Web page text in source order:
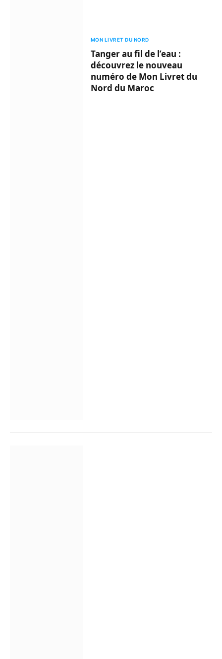
MON LIVRET DU NORD
Tanger au fil de l’eau :
découvrez le nouveau
numéro de Mon Livret du
Nord du Maroc